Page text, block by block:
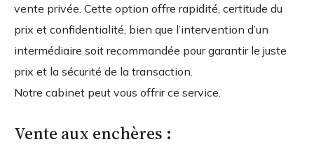
vente privée. Cette option offre rapidité, certitude du
prix et confidentialité, bien que l’intervention d’un
intermédiaire soit recommandée pour garantir le juste
prix et la sécurité de la transaction.
Notre cabinet peut vous offrir ce service.
Vente aux enchères :